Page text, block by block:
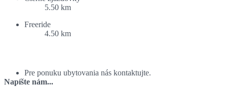
5.50 km
Freeride
4.50 km
Pre ponuku ubytovania nás kontaktujte.
Napíšte nám...